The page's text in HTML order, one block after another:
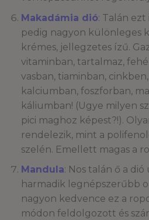
Makadámia dió: Talán ezt
pedig nagyon különleges
krémes, jellegzetes ízű.
vitaminban, tartalmaz,
vasban, tiaminban,
kalciumban, foszforban,
káliumban! (Ugye milyen
pici maghoz képest?!).
rendelezik, mint a
szelén. Emellett magas a
Mandula: Nos talán ő a
harmadik legnépszerűbb
nagyon kedvence ez a
módon feldolgozott és